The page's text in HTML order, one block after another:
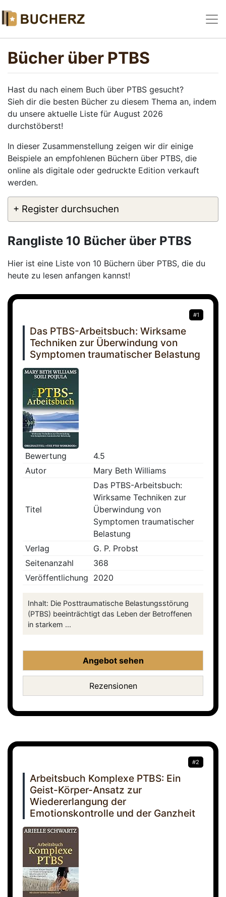
Bücher über PTBS
Hast du nach einem Buch über PTBS gesucht?
Sieh dir die besten Bücher zu diesem Thema an, indem
du unsere aktuelle Liste für August 2026
durchstöberst!
In dieser Zusammenstellung zeigen wir dir einige
Beispiele an empfohlenen Büchern über PTBS, die
online als digitale oder gedruckte Edition verkauft
werden.
+ Register durchsuchen
Rangliste 10 Bücher über PTBS
Hier ist eine Liste von 10 Büchern über PTBS, die du
heute zu lesen anfangen kannst!
#1
Das PTBS-Arbeitsbuch: Wirksame
Techniken zur Überwindung von
Symptomen traumatischer Belastung
Bewertung
4.5
Autor
Mary Beth Williams
Titel
Das PTBS-Arbeitsbuch:
Wirksame Techniken zur
Überwindung von
Symptomen traumatischer
Belastung
Verlag
G. P. Probst
Seitenanzahl
368
Veröffentlichung 2020
Inhalt: Die Posttraumatische Belastungsstörung
(PTBS) beeinträchtigt das Leben der Betroffenen
in starkem ...
Angebot sehen
Rezensionen
#2
Arbeitsbuch Komplexe PTBS: Ein
Geist-Körper-Ansatz zur
Wiedererlangung der
Emotionskontrolle und der Ganzheit